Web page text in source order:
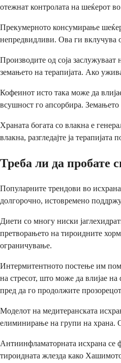
отежнат контролата на шеќерот
Прекумерното консумирање
непредвидливи. Ова ги вклучува
Производите од соја
земањето на терапијата. Ако
Кофеинот исто така може да
всушност го апсорбира.
Храната богата со влакна е
влакна, разгледајте ја
Треба ли да пробате
Популарните трендови во
долгорочно, истовремено
Диети со многу ниски
претворањето на тироидните
ограничување.
Интермитентното постење им
на стресот, што може да влијае
пред да го продолжите
Моделот на медитеранската
елиминирање на групи на храна.
Антиинфламаторната исхрана се
тироидната жлезда како